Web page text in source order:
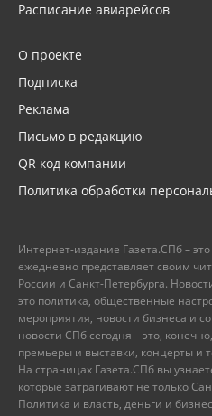
Расписание авиарейсов
О проекте
Подписка
Реклама
Письмо в редакцию
QR код компании
Политика обработки
Интернет-издание Газета.СПб –
ежедневно представляет своим
России и Санкт-Петербурга.
это политика, общественные
мероприятия, новости бизнеса и
новости СПб сегодня – это,
премьеры и выставки, концерты и
На страницах Газета.СПб вы
которые затрагивают не только
Политика и власть, деньги и